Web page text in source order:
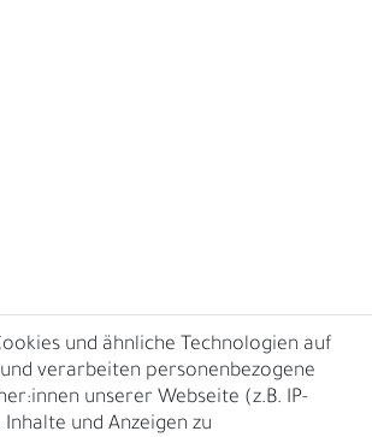
und ähnliche Technologien auf
verarbeiten personenbezogene
unserer Webseite (z.B. IP-
und Anzeigen zu